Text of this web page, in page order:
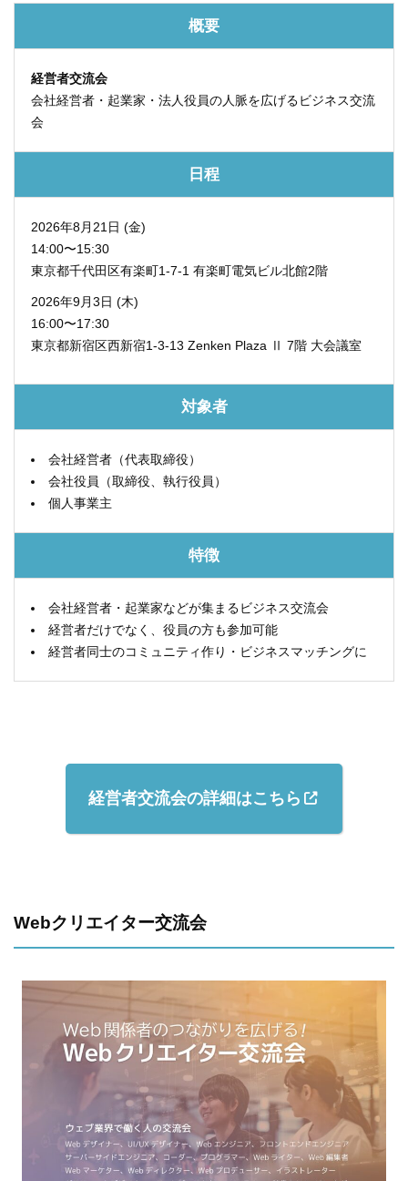
概要
経営者交流会
会社経営者・起業家・法人役員の人脈を広げるビジネス交流
会
日程
2026年8月21日 (金)
14:00〜15:30
東京都千代田区有楽町1-7-1 有楽町電気ビル北館2階
2026年9月3日 (木)
16:00〜17:30
東京都新宿区西新宿1-3-13 Zenken Plaza Ⅱ 7階 大会議室
対象者
会社経営者（代表取締役）
会社役員（取締役、執行役員）
個人事業主
特徴
会社経営者・起業家などが集まるビジネス交流会
経営者だけでなく、役員の方も参加可能
経営者同士のコミュニティ作り・ビジネスマッチングに
経営者交流会の詳細はこちら
Webクリエイター交流会